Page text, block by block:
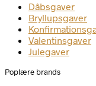
Dåbsgaver
Bryllupsgaver
Valentinsgaver
Julegaver
Poplære brands